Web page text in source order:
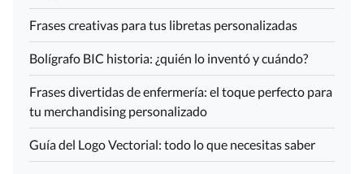
Frases creativas para tus libretas personalizadas
Bolígrafo BIC historia: ¿quién lo inventó y cuándo?
Frases divertidas de enfermería: el toque perfecto para
tu merchandising personalizado
Guía del Logo Vectorial: todo lo que necesitas saber